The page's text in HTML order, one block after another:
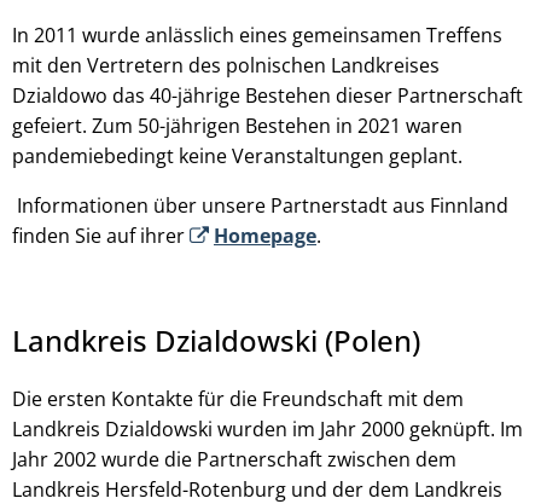
In 2011 wurde anlässlich eines gemeinsamen Treffens
mit den Vertretern des polnischen Landkreises
Dzialdowo das 40-jährige Bestehen dieser Partnerschaft
gefeiert. Zum 50-jährigen Bestehen in 2021 waren
pandemiebedingt keine Veranstaltungen geplant.
Informationen über unsere Partnerstadt aus Finnland
finden Sie auf ihrer
Homepage.
Landkreis Dzialdowski (Polen)
Die ersten Kontakte für die Freundschaft mit dem
Landkreis Dzialdowski wurden im Jahr 2000 geknüpft. Im
Jahr 2002 wurde die Partnerschaft zwischen dem
Landkreis Hersfeld-Rotenburg und der dem Landkreis